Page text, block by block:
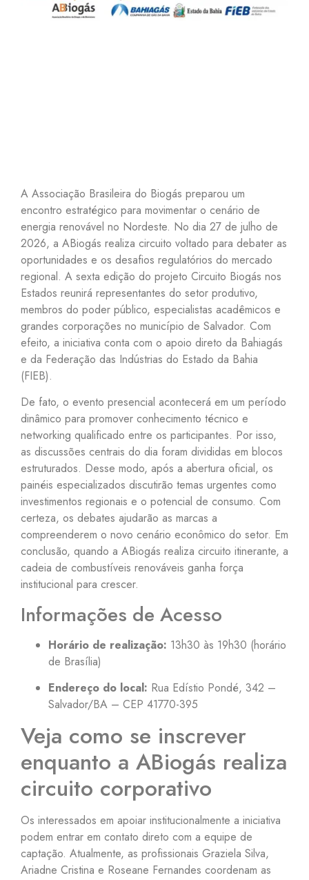
A Associação Brasileira do Biogás preparou um
encontro estratégico para movimentar o cenário de
energia renovável no Nordeste. No dia 27 de julho de
2026, a ABiogás realiza circuito voltado para debater as
oportunidades e os desafios regulatórios do mercado
regional. A sexta edição do projeto Circuito Biogás nos
Estados reunirá representantes do setor produtivo,
membros do poder público, especialistas acadêmicos e
grandes corporações no município de Salvador. Com
efeito, a iniciativa conta com o apoio direto da Bahiagás
e da Federação das Indústrias do Estado da Bahia
(FIEB).
De fato, o evento presencial acontecerá em um período
dinâmico para promover conhecimento técnico e
networking qualificado entre os participantes. Por isso,
as discussões centrais do dia foram divididas em blocos
estruturados. Desse modo, após a abertura oficial, os
painéis especializados discutirão temas urgentes como
investimentos regionais e o potencial de consumo. Com
certeza, os debates ajudarão as marcas a
compreenderem o novo cenário econômico do setor. Em
conclusão, quando a ABiogás realiza circuito itinerante, a
cadeia de combustíveis renováveis ganha força
institucional para crescer.
Informações de Acesso
Horário de realização: 13h30 às 19h30 (horário
de Brasília)
Endereço do local: Rua Edístio Pondé, 342 –
Salvador/BA – CEP 41770-395
Veja como se inscrever
enquanto a ABiogás realiza
circuito corporativo
Os interessados em apoiar institucionalmente a iniciativa
podem entrar em contato direto com a equipe de
captação. Atualmente, as profissionais Graziela Silva,
Ariadne Cristina e Roseane Fernandes coordenam as